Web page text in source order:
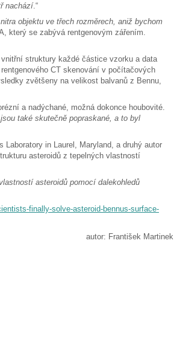
nachází.“
objektu ve třech rozměrech, aniž bychom
který se zabývá rentgenovým zářením.
struktury každé částice vzorku a data
CT skenování v počítačových
zvětšeny na velikost balvanů z Bennu,
a nadýchané, možná dokonce houbovité.
také skutečně popraskané, a to byl
in Laurel, Maryland, a druhý autor
asteroidů z tepelných vlastností
asteroidů pomocí dalekohledů
finally-solve-asteroid-bennus-surface-
autor: František Martinek